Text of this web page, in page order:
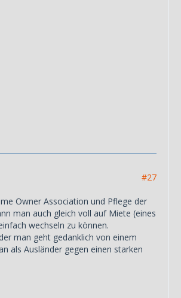
#27
Owner Association und Pflege der
man auch gleich voll auf Miete (eines
wechseln zu können.
man geht gedanklich von einem
als Ausländer gegen einen starken